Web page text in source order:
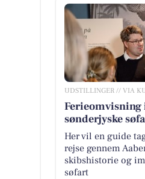
UDSTILLINGER // VIA
Ferieomvisning
sønderjyske
Her vil en guide
rejse gennem
skibshistorie og
søfart